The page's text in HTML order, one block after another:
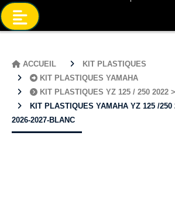
ACCUEIL
KIT PLASTIQUES
KIT PLASTIQUES YAMAHA
KIT PLASTIQUES YZ 125 / 250 2022
KIT PLASTIQUES YAMAHA YZ 125 /250
2026-2027-BLANC